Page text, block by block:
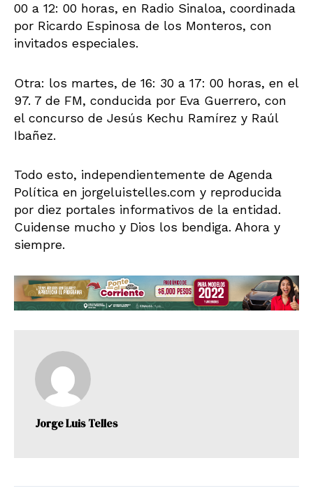
00 a 12: 00 horas, en Radio Sinaloa, coordinada
por Ricardo Espinosa de los Monteros, con
invitados especiales.
Otra: los martes, de 16: 30 a 17: 00 horas, en el
97. 7 de FM, conducida por Eva Guerrero, con
el concurso de Jesús Kechu Ramírez y Raúl
Ibañez.
Todo esto, independientemente de Agenda
Política en jorgeluistelles.com y reproducida
por diez portales informativos de la entidad.
Cuidense mucho y Dios los bendiga. Ahora y
siempre.
Jorge Luis Telles